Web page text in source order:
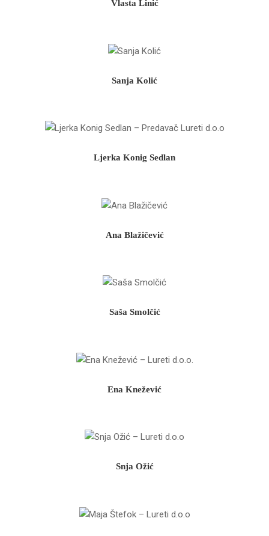
Vlasta Linić
Sanja Kolić
Ljerka Konig Sedlan
Ana Blažičević
Saša Smolčić
Ena Knežević
Snja Ožić